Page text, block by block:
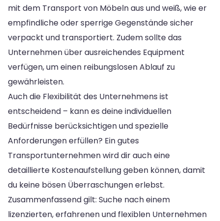
mit dem Transport von Möbeln aus und weiß, wie er
empfindliche oder sperrige Gegenstände sicher
verpackt und transportiert. Zudem sollte das
Unternehmen über ausreichendes Equipment
verfügen, um einen reibungslosen Ablauf zu
gewährleisten.
Auch die Flexibilität des Unternehmens ist
entscheidend – kann es deine individuellen
Bedürfnisse berücksichtigen und spezielle
Anforderungen erfüllen? Ein gutes
Transportunternehmen wird dir auch eine
detaillierte Kostenaufstellung geben können, damit
du keine bösen Überraschungen erlebst.
Zusammenfassend gilt: Suche nach einem
lizenzierten, erfahrenen und flexiblen Unternehmen